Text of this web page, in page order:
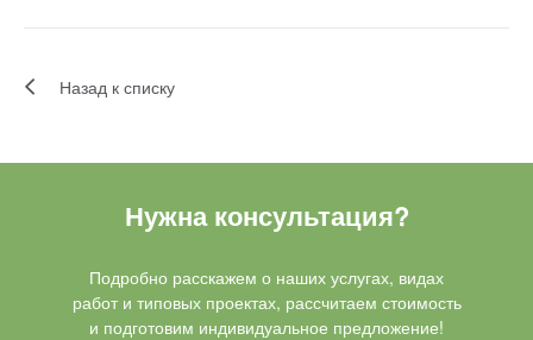
Назад к списку
Нужна консультация?
Подробно расскажем о наших услугах, видах
работ и типовых проектах, рассчитаем стоимость
и подготовим индивидуальное предложение!